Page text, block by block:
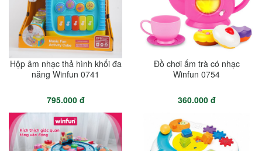
Hộp âm nhạc thả hình khối đa
năng Winfun 0741
795.000 đ
Đồ chơi ấm trà có nhạc
Winfun 0754
360.000 đ